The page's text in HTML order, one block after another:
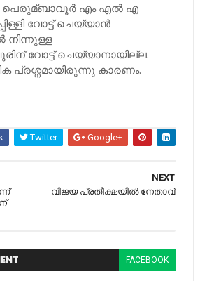
പെരുമ്ബാവൂര്‍ എം എല്‍ എ
വോട്ട് ചെയ്യാന്‍
നിന്നുള്ള
വോട്ട് ചെയ്യാനായില്ല.
പ്രശ്നമായിരുന്നു കാരണം.
Twitter Google+
NEXT
വിജയ പ്രതീക്ഷയിൽ നേതാവ്
FACEBOOK